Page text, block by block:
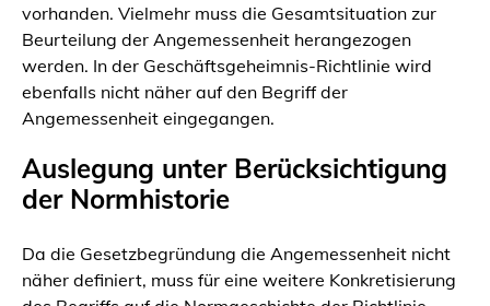
vorhanden. Vielmehr muss die Gesamtsituation zur
Beurteilung der Angemessenheit herangezogen
werden. In der Geschäftsgeheimnis-Richtlinie wird
ebenfalls nicht näher auf den Begriff der
Angemessenheit eingegangen.
Auslegung unter Berücksichtigung
der Normhistorie
Da die Gesetzbegründung die Angemessenheit nicht
näher definiert, muss für eine weitere Konkretisierung